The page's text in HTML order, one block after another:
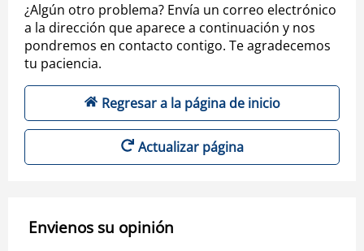
¿Algún otro problema? Envía un correo electrónico
a la dirección que aparece a continuación y nos
pondremos en contacto contigo. Te agradecemos
tu paciencia.
Regresar a la página de inicio
Actualizar página
Envienos su opinión